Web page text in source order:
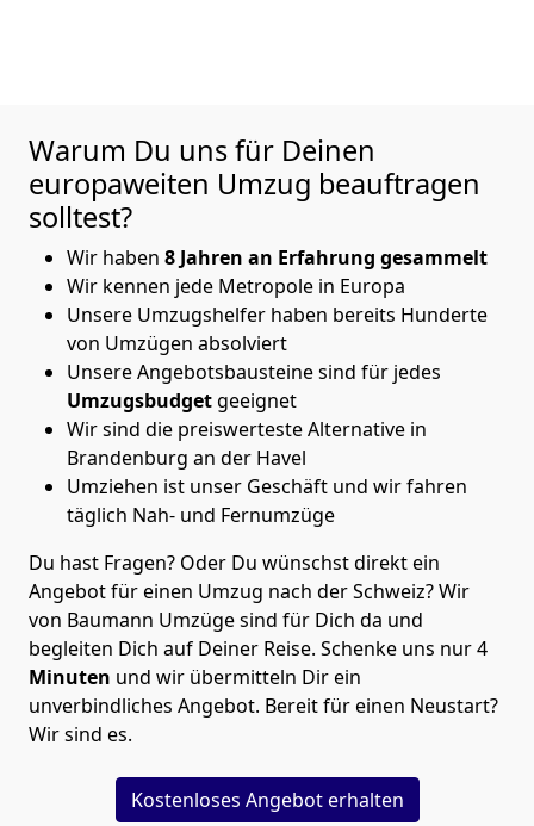
Warum Du uns für Deinen
europaweiten Umzug beauftragen
solltest?
Wir haben 8 Jahren an Erfahrung gesammelt
Wir kennen jede Metropole in Europa
Unsere Umzugshelfer haben bereits Hunderte
von Umzügen absolviert
Unsere Angebotsbausteine sind für jedes
Umzugsbudgetgeeignet
Wir sind die preiswerteste Alternative in
Brandenburg an der Havel
Umziehen ist unser Geschäft und wir fahren
täglich Nah- und Fernumzüge
Du hast Fragen? Oder Du wünschst direkt ein
Angebot für einen Umzug nach der Schweiz? Wir
von Baumann Umzügesind für Dich da und
begleiten Dich auf Deiner Reise. Schenke uns nur4
Minuten und wir übermitteln Dir ein
unverbindliches Angebot. Bereit für einen Neustart?
Wir sind es.
Kostenloses Angebot erhalten